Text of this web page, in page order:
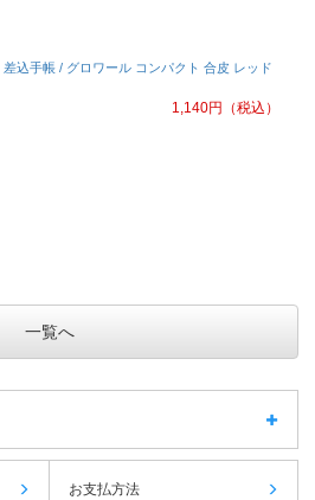
差込手帳 / グロワール コンパクト 合皮 レッド
1,140円 （税込）
一覧へ
お支払方法